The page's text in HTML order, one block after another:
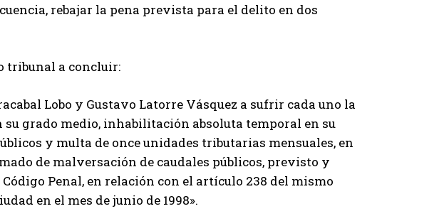
rebajar la pena prevista para el delito en dos
tribunal a concluir:
Lobo y Gustavo Latorre Vásquez a sufrir cada uno la
su grado medio, inhabilitación absoluta temporal en su
y multa de once unidades tributarias mensuales, en
de malversación de caudales públicos, previsto y
Penal, en relación con el artículo 238 del mismo
en el mes de junio de 1998».